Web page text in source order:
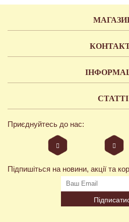
СТАТТІ
Приєднуйтесь до нас:
Підпишіться на новини, акції та